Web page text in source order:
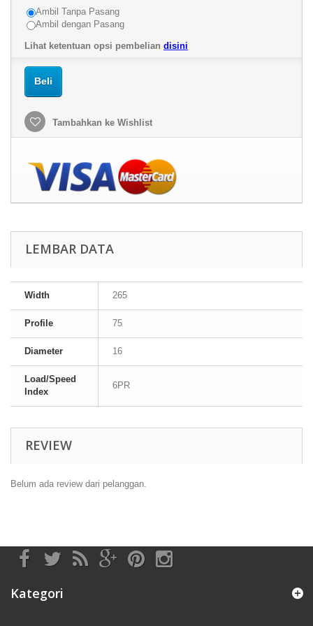
Ambil Tanpa Pasang
Ambil dengan Pasang
Lihat ketentuan opsi pembelian disini
Beli
Tambahkan ke Wishlist
LEMBAR DATA
Width 265
Profile 75
Diameter 16
Load/Speed
Index
6PR
REVIEW
Belum ada review dari pelanggan.
Kategori